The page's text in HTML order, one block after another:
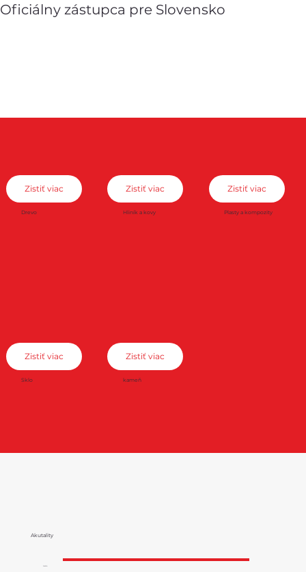
Zistiť viac
Drevo
Zistiť viac
Hliník a kovy
Zistiť viac
Plasty a kompozity
Zistiť viac
Sklo
Zistiť viac
kameň
Oficiálny zástupca pre Slovensko
Akcia
Akutality